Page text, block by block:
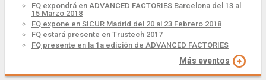
FQ expondrá en ADVANCED FACTORIES Barcelona del 13 al
15 Marzo 2018
FQ expone en SICUR Madrid del 20 al 23 Febrero 2018
FQ estará presente en Trustech 2017
FQ presente en la 1a edición de ADVANCED FACTORIES
Más eventos